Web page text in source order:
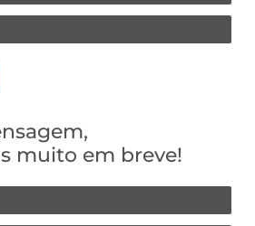
muito em breve!